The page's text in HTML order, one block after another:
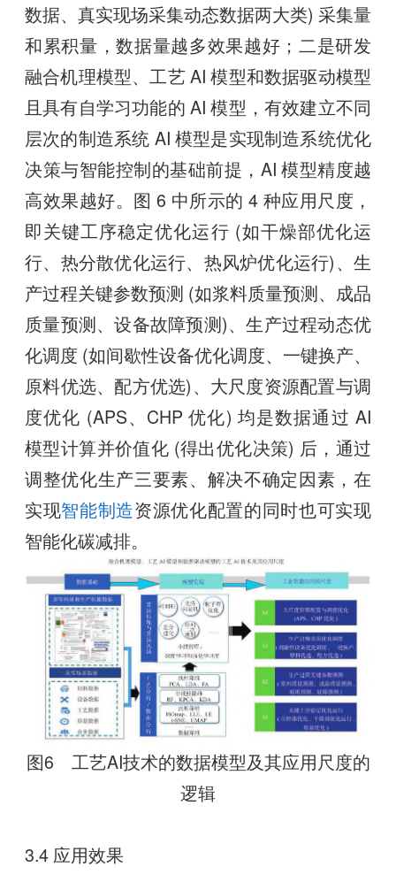
数据、真实现场采集动态数据两大类) 采集量
和累积量，数据量越多效果越好；二是研发
融合机理模型、工艺 AI 模型和数据驱动模型
且具有自学习功能的 AI 模型，有效建立不同
层次的制造系统 AI 模型是实现制造系统优化
决策与智能控制的基础前提，AI 模型精度越
高效果越好。图 6 中所示的 4 种应用尺度，
即关键工序稳定优化运行 (如干燥部优化运
行、热分散优化运行、热风炉优化运行)、生
产过程关键参数预测 (如浆料质量预测、成品
质量预测、设备故障预测)、生产过程动态优
化调度 (如间歇性设备优化调度、一键换产、
原料优选、配方优选)、大尺度资源配置与调
度优化 (APS、CHP 优化) 均是数据通过 AI
模型计算并价值化 (得出优化决策) 后，通过
调整优化生产三要素、解决不确定因素，在
实现智能制造资源优化配置的同时也可实现
智能化碳减排。
图6 工艺AI技术的数据模型及其应用尺度的
逻辑
3.4 应用效果